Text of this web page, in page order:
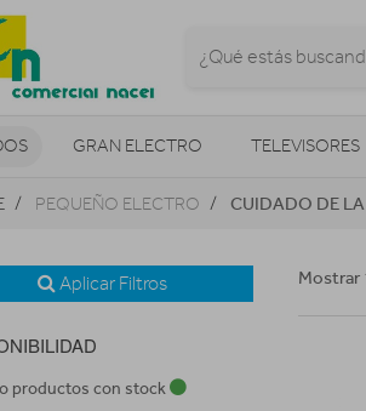
GRAN ELECTRO TELEVISORES
CLIMATIZACIÓN Y CALEFACCIÓN
PEQUEÑO ELECTRO CUIDADO DE
Aplicar Filtros
productos con stock
Mostrar